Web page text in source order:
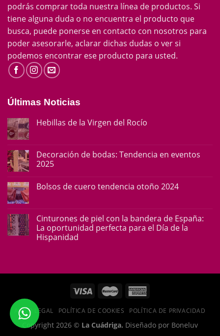
podrás comprar toda nuestra línea de productos. Si
tiene alguna duda o no encuentra el producto que
busca, puede ponerse en contacto con nosotros para
poder asesorarle, aclarar dichas dudas o ver si
podemos encontrar ese producto para usted.
Últimas Noticias
Hebillas de la Virgen del Rocío
Decoración de bodas: Tendencia en eventos
2025
Bolsos de cuero tendencia otoño 2024
Cinturones de piel con la bandera de España:
La oportunidad perfecta para el Día de la
Hispanidad
AVISO LEGAL POLÍTICA DE COOKIES POLÍTICA DE PRIVACIDAD
Copyright 2026 © La Cuádriga. Diseñado por Boneluv